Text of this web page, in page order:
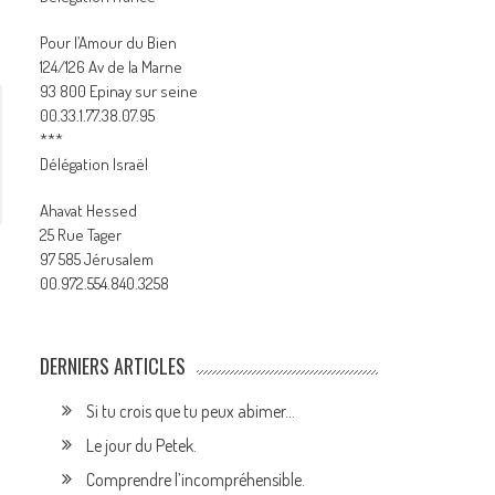
Pour l’Amour du Bien
124/126 Av de la Marne
93 800 Epinay sur seine
00.33.1.77.38.07.95
***
Délégation Israël
Ahavat Hessed
25 Rue Tager
97 585 Jérusalem
00.972.554.840.3258
DERNIERS ARTICLES
Si tu crois que tu peux abimer…
Le jour du Petek.
Comprendre l’incompréhensible.